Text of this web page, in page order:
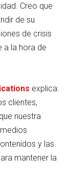
Creo que
de su
de crisis
a la hora de
explica:
clientes,
nuestra
y las
mantener la